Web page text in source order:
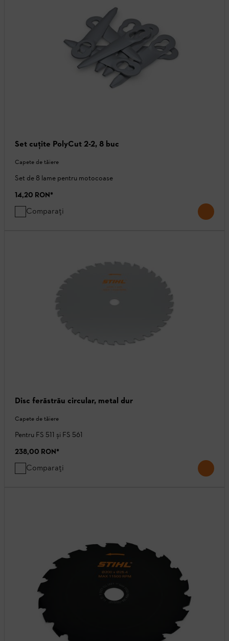
Set cuţite PolyCut 2-2, 8 buc
Capete de tăiere
Set de 8 lame pentru motocoase
14,20 RON*
Comparați
Disc ferăstrău circular, metal dur
Capete de tăiere
Pentru FS 511 și FS 561
238,00 RON*
Comparați